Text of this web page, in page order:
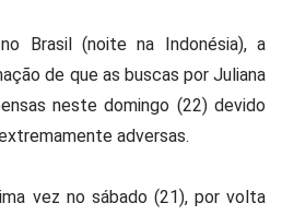
Brasil (noite na Indonésia), a
de que as buscas por Juliana
neste domingo (22) devido
adversas.
vez no sábado (21), por volta